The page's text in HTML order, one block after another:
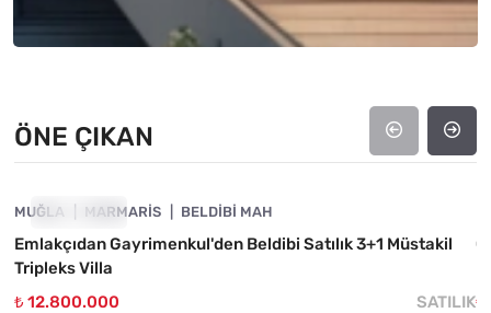
ÖNE ÇIKAN
ÖNE ÇIKAN
MUĞLA MARMARIS BELDIBI MAH
Emlakçıdan Gayrimenkul'den Beldibi Satılık 3+1 Müstakil
Tripleks Villa
₺ 12.800.000
SATILIK₺